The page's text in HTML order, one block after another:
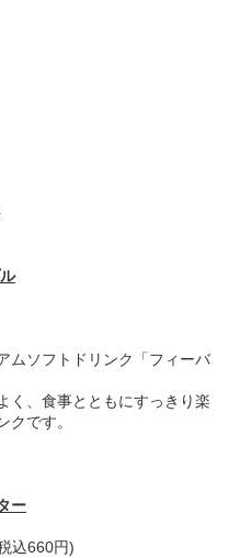
ムソフトドリンク「フィーバ
く、食事とともにすっきり楽
クです。
ー
円)